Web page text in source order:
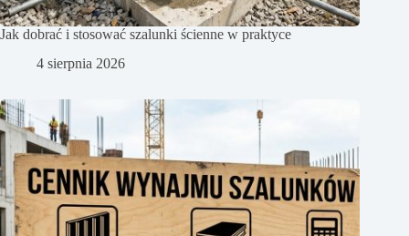
Jak dobrać i stosować szalunki ścienne w praktyce
4 sierpnia 2026